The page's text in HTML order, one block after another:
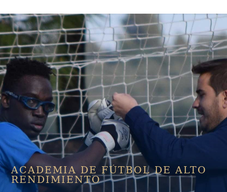
ACADEMIA DE FÚTBOL DE ALTO
RENDIMIENTO